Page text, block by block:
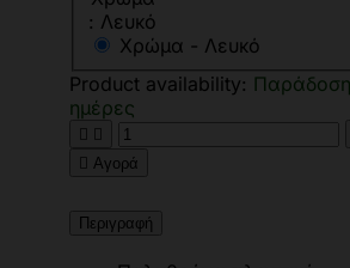
: Λευκό
Χρώμα - Λευκό
Product availability:
ημέρες
 
 Αγορά
Περιγραφή